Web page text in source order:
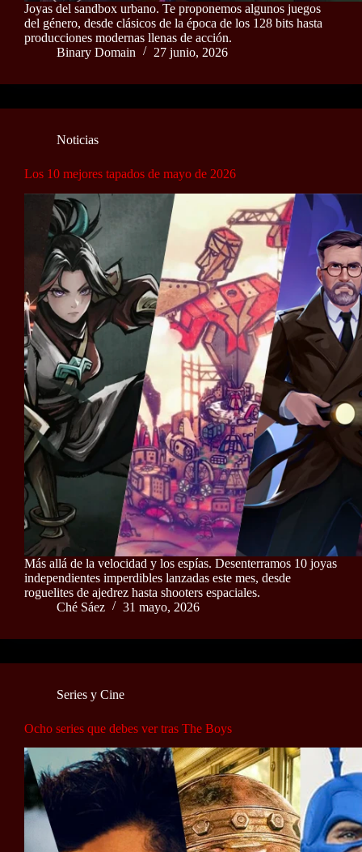
Joyas del sandbox urbano. Te proponemos algunos juegos
del género, desde clásicos de la época de los 128 bits hasta
producciones modernas llenas de acción.
Binary Domain
27 junio, 2026
Noticias
Los 10 mejores tapados de mayo de 2026
Más allá de la velocidad y los espías. Desenterramos 10 joyas
independientes imperdibles lanzadas este mes, desde
roguelites de ajedrez hasta shooters espaciales.
Ché Sáez
31 mayo, 2026
Series y Cine
Ocho series que debes ver tras The Boys